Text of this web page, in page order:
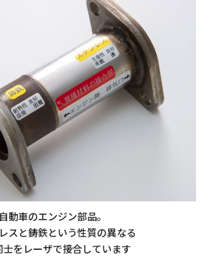
自動車のエンジン部品。
スと鋳鉄という性質の異なる
士をレーザで接合しています